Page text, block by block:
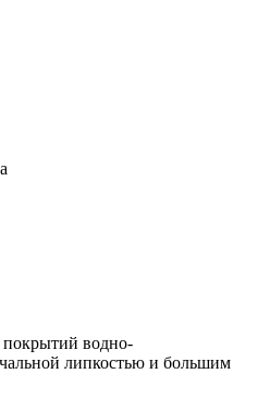
водно-
липкостью и большим